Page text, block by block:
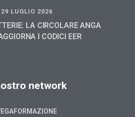
29 LUGLIO 2026
LA CIRCOLARE ANGA
I CODICI EER
network